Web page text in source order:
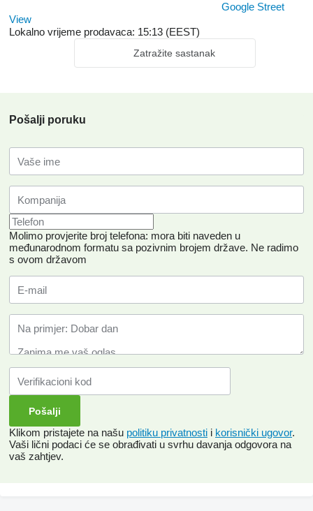
Google Street
View
Lokalno vrijeme prodavaca: 15:13 (EEST)
Zatražite sastanak
Pošalji poruku
Molimo provjerite broj telefona: mora biti naveden u
međunarodnom formatu sa pozivnim brojem države. Ne radimo
s ovom državom
Klikom pristajete na našu politiku privatnosti i korisnički ugovor.
Vaši lični podaci će se obrađivati ​​u svrhu davanja odgovora na
vaš zahtjev.